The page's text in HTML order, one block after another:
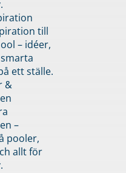
till
– idéer,
ett ställe.
&
–
pooler,
allt för